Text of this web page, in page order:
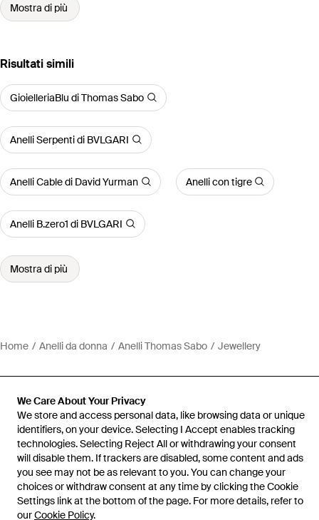
We Care About Your Privacy
We store and access personal data, like browsing data or unique
identifiers, on your device. Selecting I Accept enables tracking
technologies. Selecting Reject All or withdrawing your consent
will disable them. If trackers are disabled, some content and ads
you see may not be as relevant to you. You can change your
choices or withdraw consent at any time by clicking the Cookie
Settings link at the bottom of the page. For more details, refer to
ourCookie Policy.
Mostra di più
Risultati simili
GioielleriaBlu di Thomas Sabo
Anelli Serpenti di BVLGARI
Anelli Cable di David Yurman Anelli con tigre
Anelli B.zero1 di BVLGARI
Mostra di più
Home Anelli da donna Anelli Thomas Sabo Jewellery
Assistenza e info